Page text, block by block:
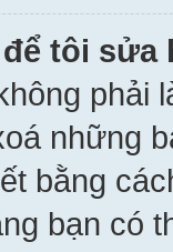
tôi sửa
phải
những
bằng
bạn có